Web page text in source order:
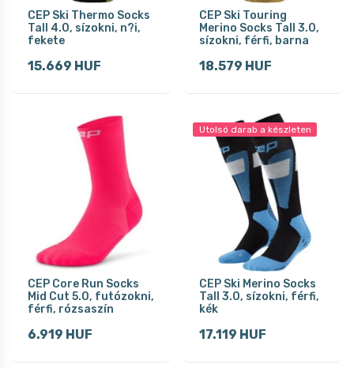
CEP Ski Thermo Socks
Tall 4.0, sízokni, n?i,
fekete
15.669 HUF
CEP Ski Touring
Merino Socks Tall 3.0,
sízokni, férfi, barna
18.579 HUF
CEP Core Run Socks
Mid Cut 5.0, futózokni,
férfi, rózsaszín
6.919 HUF
Utolsó darab a készleten
CEP Ski Merino Socks
Tall 3.0, sízokni, férfi,
kék
17.119 HUF